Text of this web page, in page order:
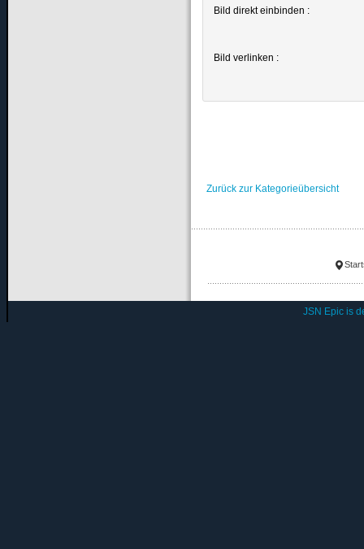
Bild direkt einbinden :
Bild verlinken :
Zurück zur Kategorieübersicht
JSN Epic is